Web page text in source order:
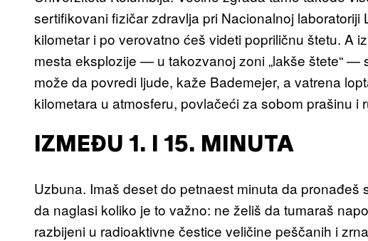
sertifikovani fizičar zdravlja pri Nacionalnoj laboratoriji
kilometar i po verovatno ćeš videti popriličnu štetu. A
mesta eksplozije — u takozvanoj zoni „lakše štete“ —
može da povredi ljude, kaže Bademejer, a vatrena
kilometara u atmosferu, povlačeći za sobom prašinu i
IZMEĐU 1. I 15. MINUTA
Uzbuna. Imaš deset do petnaest minuta da
da naglasi koliko je to važno: ne želiš da tumaraš
razbijeni u radioaktivne čestice veličine peščanih i